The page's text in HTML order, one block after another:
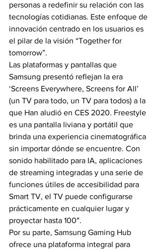
personas a redefinir su relación con las
tecnologías cotidianas. Este enfoque de
innovación centrado en los usuarios es
el pilar de la visión “Together for
tomorrow”.
Las plataformas y pantallas que
Samsung presentó reflejan la era
‘Screens Everywhere, Screens for All’
(un TV para todo, un TV para todos) a la
que Han aludió en CES 2020. Freestyle
es una pantalla liviana y portátil que
brinda una experiencia cinematográfica
sin importar dónde se encuentre. Con
sonido habilitado para IA, aplicaciones
de streaming integradas y una serie de
funciones útiles de accesibilidad para
Smart TV, el TV puede configurarse
prácticamente en cualquier lugar y
proyectar hasta 100″.
Por su parte, Samsung Gaming Hub
ofrece una plataforma integral para